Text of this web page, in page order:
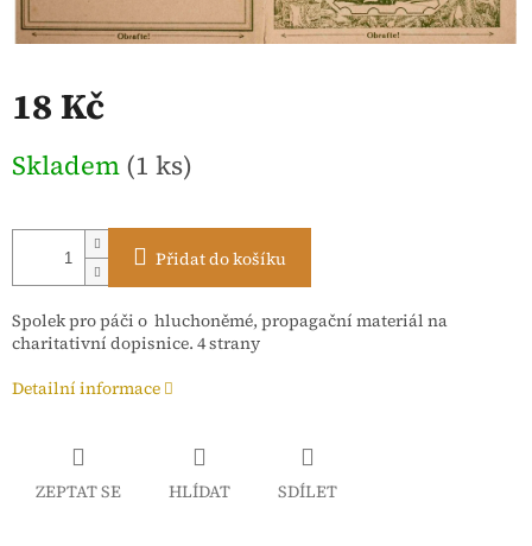
18 Kč
cena:
Skladem (1 ks)
Přidat do košíku
Spolek pro páči o hluchoněmé, propagační materiál na
charitativní dopisnice. 4 strany
Detailní informace
ZEPTAT SE HLÍDAT SDÍLET